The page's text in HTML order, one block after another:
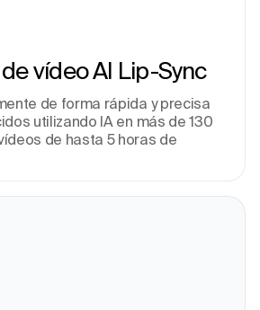
vídeo AI Lip-Sync
de forma rápida y precisa
utilizando IA en más de 130
de hasta 5 horas de